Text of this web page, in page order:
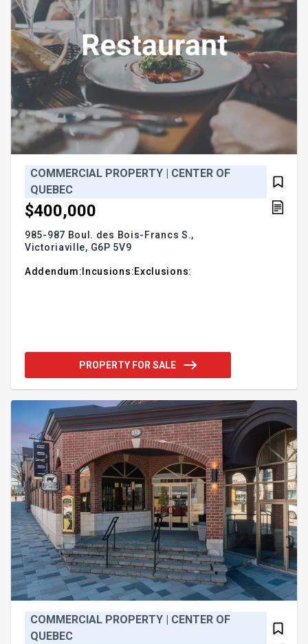
COMMERCIAL PROPERTY | CENTER OF
QUEBEC
$400,000
985-987 Boul. des Bois-Francs S.,
Victoriaville, G6P 5V9
Addendum:Incusions:Exclusions:
PROPERTY FOR SALE
COMMERCIAL PROPERTY | CENTER OF
QUEBEC